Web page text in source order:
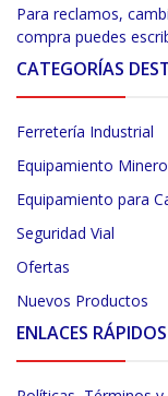
Para reclamos,
compra puedes
CATEGORÍAS
Ferretería Industrial
Equipamiento Minero
Equipamiento para
Seguridad Vial
Ofertas
Nuevos Productos
ENLACES RÁPIDOS